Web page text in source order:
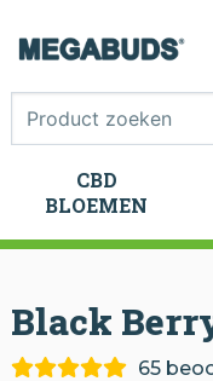
CBD
BLOEMEN
CBD
BLOEMEN
Black
65